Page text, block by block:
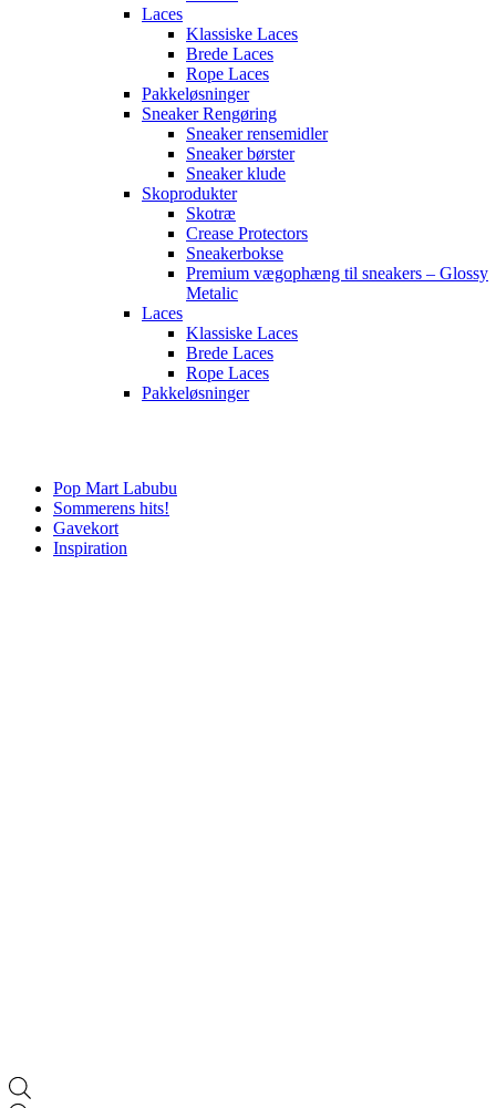
Laces
Klassiske Laces
Brede Laces
Rope Laces
Pakkeløsninger
Sneaker Rengøring
Sneaker rensemidler
Sneaker børster
Sneaker klude
Skoprodukter
Skotræ
Crease Protectors
Sneakerbokse
Premium vægophæng til sneakers – Glossy
Metalic
Laces
Klassiske Laces
Brede Laces
Rope Laces
Pakkeløsninger
Pop Mart Labubu
Sommerens hits!
Gavekort
Inspiration